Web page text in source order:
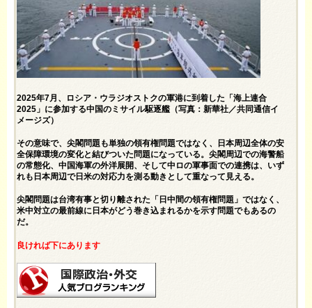
2025年7月、ロシア・ウラジオストクの軍港に到着した「海上連合
2025」に参加する中国のミサイル駆逐艦（写真：新華社／共同通信イ
メージズ）
その意味で、尖閣問題も単独の領有権問題ではなく、日本周辺全体の安
全保障環境の変化と結びついた問題になっている。尖閣周辺での海警船
の常態化、中国海軍の外洋展開、そして中ロの軍事面での連携は、いず
れも日本周辺で日米の対応力を測る動きとして重なって見える。
尖閣問題は台湾有事と切り離された「日中間の領有権問題」ではなく、
米中対立の最前線に日本がどう巻き込まれるかを示す問題でもあるの
だ。
良ければ下にあります